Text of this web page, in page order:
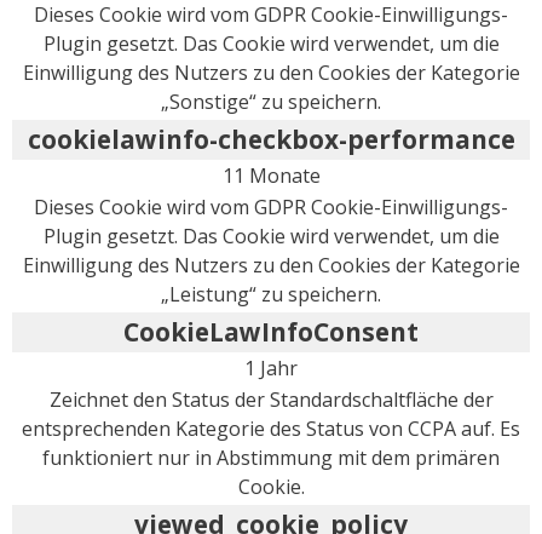
Dieses Cookie wird vom GDPR Cookie-Einwilligungs-
Plugin gesetzt. Das Cookie wird verwendet, um die
Einwilligung des Nutzers zu den Cookies der Kategorie
„Sonstige“ zu speichern.
cookielawinfo-checkbox-performance
11 Monate
Dieses Cookie wird vom GDPR Cookie-Einwilligungs-
Plugin gesetzt. Das Cookie wird verwendet, um die
Einwilligung des Nutzers zu den Cookies der Kategorie
„Leistung“ zu speichern.
CookieLawInfoConsent
1 Jahr
Zeichnet den Status der Standardschaltfläche der
entsprechenden Kategorie des Status von CCPA auf. Es
funktioniert nur in Abstimmung mit dem primären
Cookie.
viewed_cookie_policy